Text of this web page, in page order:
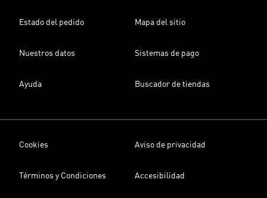
Estado del pedido Mapa del sitio
Nuestros datos Sistemas de pago
Ayuda Buscador de tiendas
Cookies Aviso de privacidad
Términos y Condiciones Accesibilidad